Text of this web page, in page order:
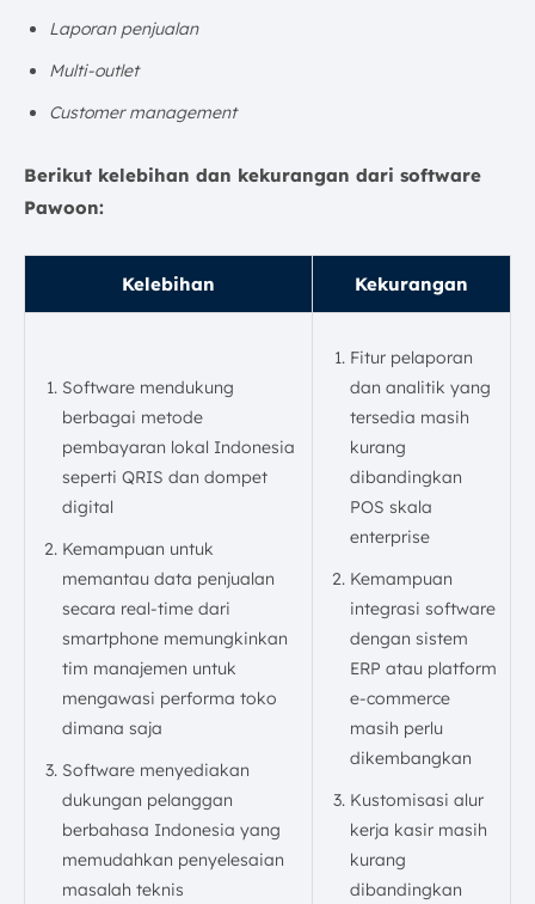
Laporan penjualan
Multi-outlet
Customer management
Berikut kelebihan dan kekurangan dari software
Pawoon:
Kelebihan Kekurangan
Software mendukung
berbagai metode
pembayaran lokal Indonesia
seperti QRIS dan dompet
digital
Kemampuan untuk
memantau data penjualan
secara real-time dari
smartphone memungkinkan
tim manajemen untuk
mengawasi performa toko
dimana saja
Software menyediakan
dukungan pelanggan
berbahasa Indonesia yang
memudahkan penyelesaian
masalah teknis
Fitur pelaporan
dan analitik yang
tersedia masih
kurang
dibandingkan
POS skala
enterprise
Kemampuan
integrasi software
dengan sistem
ERP atau platform
e-commerce
masih perlu
dikembangkan
Kustomisasi alur
kerja kasir masih
kurang
dibandingkan